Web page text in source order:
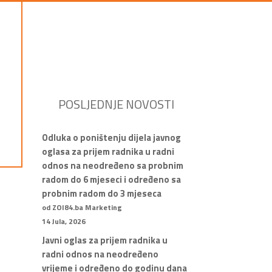
POSLJEDNJE NOVOSTI
Odluka o poništenju dijela javnog
oglasa za prijem radnika u radni
odnos na neodređeno sa probnim
radom do 6 mjeseci i određeno sa
probnim radom do 3 mjeseca
od ZOI84.ba Marketing
14 Jula, 2026
Javni oglas za prijem radnika u
radni odnos na neodređeno
vrijeme i određeno do godinu dana